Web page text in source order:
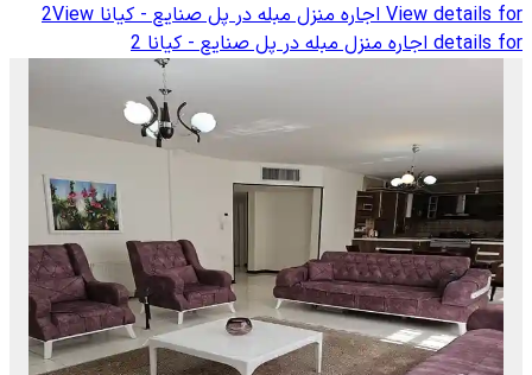
View details for اجاره منزل مبله در پل صنایع - کیانا 2View
details for اجاره منزل مبله در پل صنایع - کیانا 2